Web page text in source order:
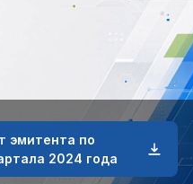
эмитента по
2024 года